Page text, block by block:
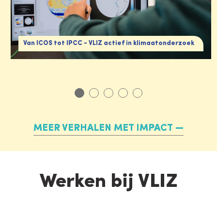
Van ICOS tot IPCC - VLIZ actief in klimaatonderzoek
MEER VERHALEN MET IMPACT
Werken bij VLIZ